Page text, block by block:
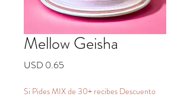
Mellow Geisha
USD 0.65
Si Pides MIX de 30+ recibes Descuento